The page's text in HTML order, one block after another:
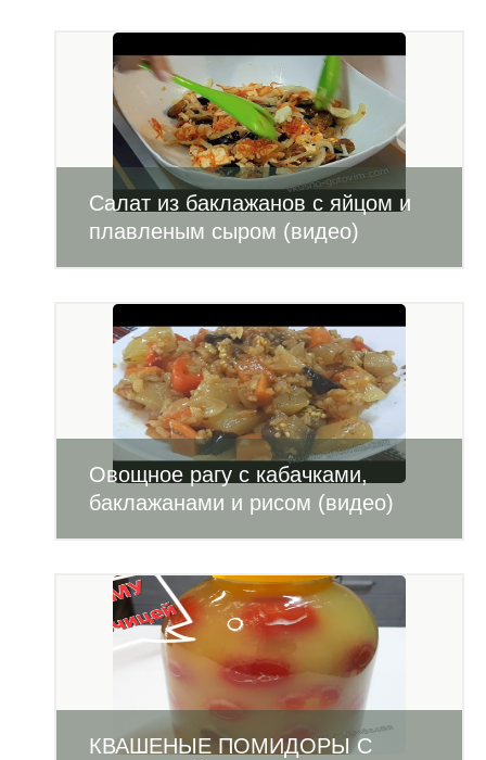
Салат из баклажанов с яйцом и
плавленым сыром (видео)
Овощное рагу с кабачками,
баклажанами и рисом (видео)
КВАШЕНЫЕ ПОМИДОРЫ С